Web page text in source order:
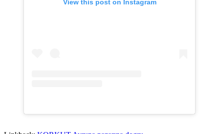
View this post on Instagram